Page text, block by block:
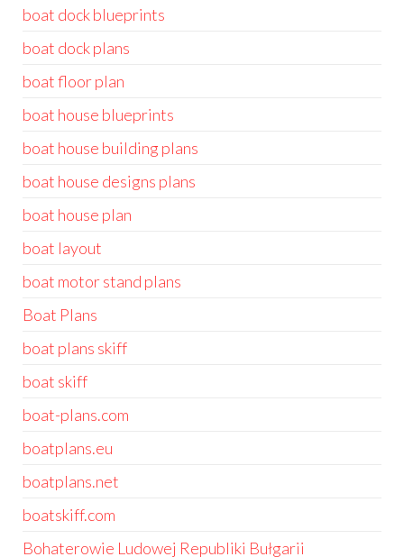
boat dock blueprints
boat dock plans
boat floor plan
boat house blueprints
boat house building plans
boat house designs plans
boat house plan
boat layout
boat motor stand plans
Boat Plans
boat plans skiff
boat skiff
boat-plans.com
boatplans.eu
boatplans.net
boatskiff.com
Bohaterowie Ludowej Republiki Bułgarii